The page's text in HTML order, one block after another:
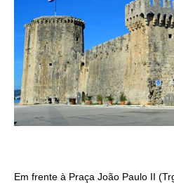
Em frente à Praça João Paulo II